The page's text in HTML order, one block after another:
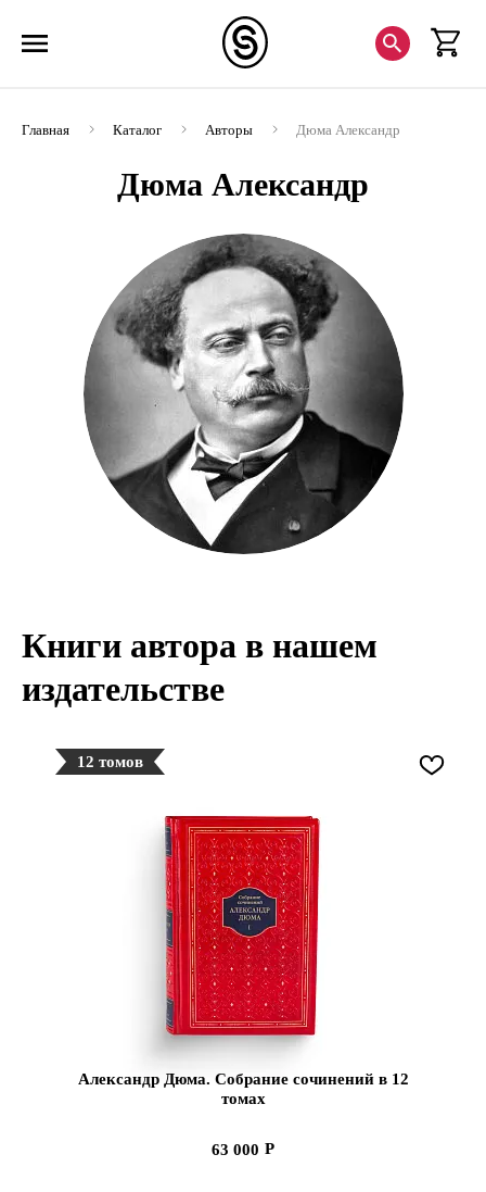
Главная Каталог Авторы Дюма Александр
Дюма Александр
Книги автора в нашем
издательстве
12 томов
Александр Дюма. Собрание сочинений в 12
томах
63 000